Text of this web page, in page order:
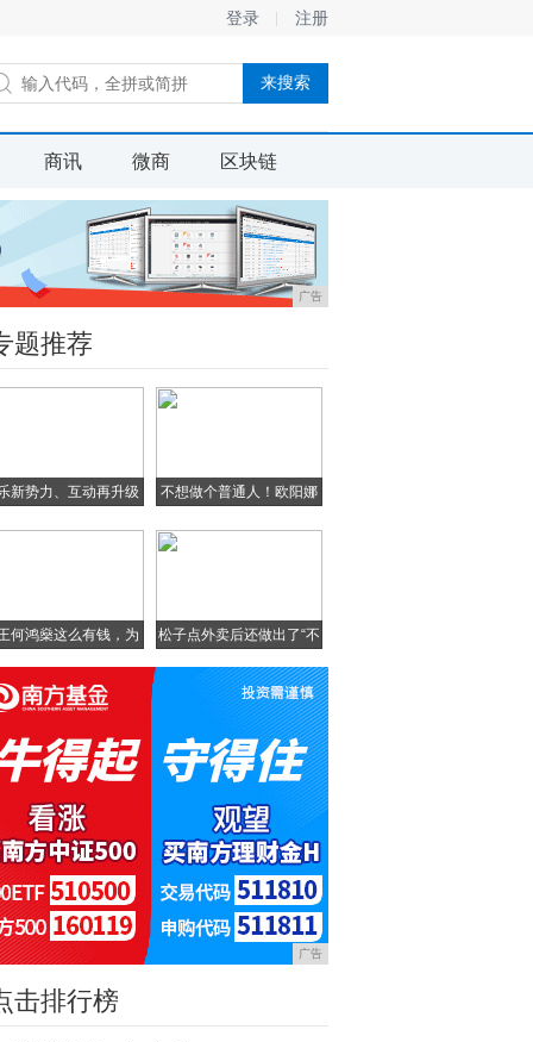
登录 注册
商讯 微商 区块链
广告
题推荐
新势力、互动再升级
不想做个普通人！欧阳娜
何鸿燊这么有钱，为
什
松子点外卖后还做出了“不
广告
击排行榜